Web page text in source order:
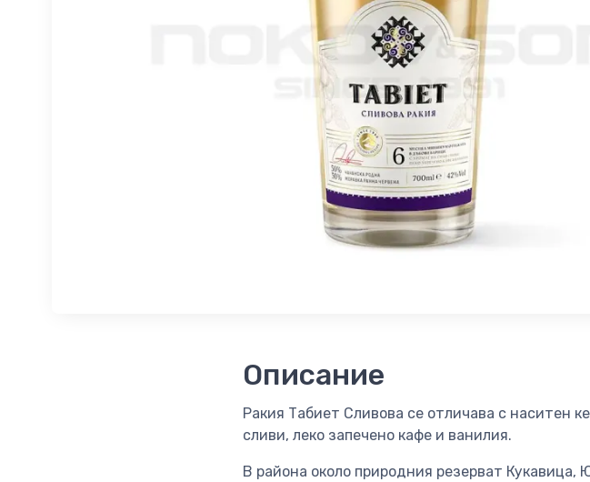
Описание
Ракия Табиет Сливова се отличава с наситен
сливи, леко запечено кафе и ванилия.
В района около природния резерват